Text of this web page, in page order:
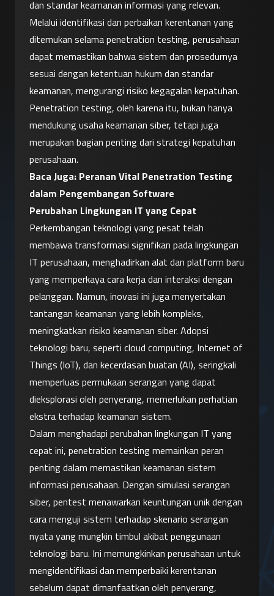
dan standar keamanan informasi yang relevan.
Melalui identifikasi dan perbaikan kerentanan yang
ditemukan selama penetration testing, perusahaan
dapat memastikan bahwa sistem dan prosedurnya
sesuai dengan ketentuan hukum dan standar
keamanan, mengurangi risiko kegagalan kepatuhan.
Penetration testing, oleh karena itu, bukan hanya
mendukung usaha keamanan siber, tetapi juga
merupakan bagian penting dari strategi kepatuhan
perusahaan.
Baca Juga: Peranan Vital Penetration Testing
dalam Pengembangan Software
Perubahan Lingkungan IT yang Cepat
Perkembangan teknologi yang pesat telah
membawa transformasi signifikan pada lingkungan
IT perusahaan, menghadirkan alat dan platform baru
yang memperkaya cara kerja dan interaksi dengan
pelanggan. Namun, inovasi ini juga menyertakan
tantangan keamanan yang lebih kompleks,
meningkatkan risiko keamanan siber. Adopsi
teknologi baru, seperti cloud computing, Internet of
Things (IoT), dan kecerdasan buatan (AI), seringkali
memperluas permukaan serangan yang dapat
dieksplorasi oleh penyerang, memerlukan perhatian
ekstra terhadap keamanan sistem.
Dalam menghadapi perubahan lingkungan IT yang
cepat ini, penetration testing memainkan peran
penting dalam memastikan keamanan sistem
informasi perusahaan. Dengan simulasi serangan
siber, pentest menawarkan keuntungan unik dengan
cara menguji sistem terhadap skenario serangan
nyata yang mungkin timbul akibat penggunaan
teknologi baru. Ini memungkinkan perusahaan untuk
mengidentifikasi dan memperbaiki kerentanan
sebelum dapat dimanfaatkan oleh penyerang,